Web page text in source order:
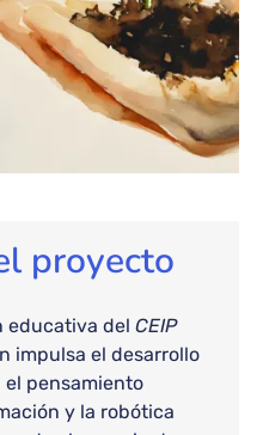
proyecto
educativa del CEIP
impulsa el desarrollo
pensamiento
y la robótica